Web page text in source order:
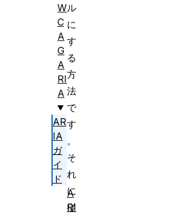
ル
に
す
る
方
法
で
す
。
そ
れ
に
従
W
C
A
G
A
RI
A
AR
IA
ガ
イ
ド
A
RI